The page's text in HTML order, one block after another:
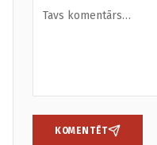
KOMENTĒT